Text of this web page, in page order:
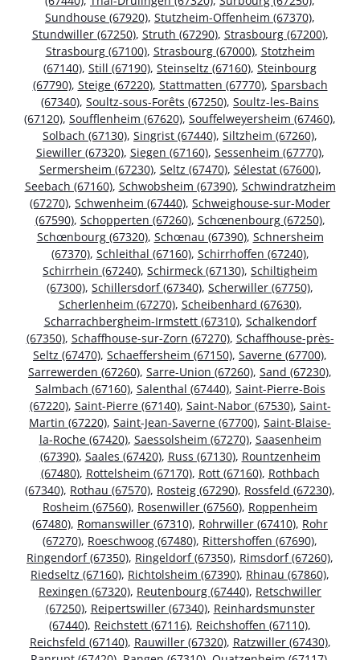
Sundhouse (67920), Stutzheim-Offenheim (67370),
Stundwiller (67250), Struth (67290), Strasbourg (67200),
Strasbourg (67100), Strasbourg (67000), Stotzheim
(67140), Still (67190), Steinseltz (67160), Steinbourg
(67790), Steige (67220), Stattmatten (67770), Sparsbach
(67340), Soultz-sous-Forêts (67250), Soultz-les-Bains
(67120), Soufflenheim (67620), Souffelweyersheim (67460),
Solbach (67130), Singrist (67440), Siltzheim (67260),
Siewiller (67320), Siegen (67160), Sessenheim (67770),
Sermersheim (67230), Seltz (67470), Sélestat (67600),
Seebach (67160), Schwobsheim (67390), Schwindratzheim
(67270), Schwenheim (67440), Schweighouse-sur-Moder
(67590), Schopperten (67260), Schœnenbourg (67250),
Schœnbourg (67320), Schœnau (67390), Schnersheim
(67370), Schleithal (67160), Schirrhoffen (67240),
Schirrhein (67240), Schirmeck (67130), Schiltigheim
(67300), Schillersdorf (67340), Scherwiller (67750),
Scherlenheim (67270), Scheibenhard (67630),
Scharrachbergheim-Irmstett (67310), Schalkendorf
(67350), Schaffhouse-sur-Zorn (67270), Schaffhouse-près-
Seltz (67470), Schaeffersheim (67150), Saverne (67700),
Sarrewerden (67260), Sarre-Union (67260), Sand (67230),
Salmbach (67160), Salenthal (67440), Saint-Pierre-Bois
(67220), Saint-Pierre (67140), Saint-Nabor (67530), Saint-
Martin (67220), Saint-Jean-Saverne (67700), Saint-Blaise-
la-Roche (67420), Saessolsheim (67270), Saasenheim
(67390), Saales (67420), Russ (67130), Rountzenheim
(67480), Rottelsheim (67170), Rott (67160), Rothbach
(67340), Rothau (67570), Rosteig (67290), Rossfeld (67230),
Rosheim (67560), Rosenwiller (67560), Roppenheim
(67480), Romanswiller (67310), Rohrwiller (67410), Rohr
(67270), Roeschwoog (67480), Rittershoffen (67690),
Ringendorf (67350), Ringeldorf (67350), Rimsdorf (67260),
Riedseltz (67160), Richtolsheim (67390), Rhinau (67860),
Rexingen (67320), Reutenbourg (67440), Retschwiller
(67250), Reipertswiller (67340), Reinhardsmunster
(67440), Reichstett (67116), Reichshoffen (67110),
Reichsfeld (67140), Rauwiller (67320), Ratzwiller (67430),